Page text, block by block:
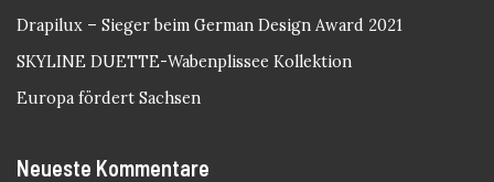
Drapilux – Sieger beim German Design Award 2021
SKYLINE DUETTE-Wabenplissee Kollektion
Europa fördert Sachsen
Neueste Kommentare